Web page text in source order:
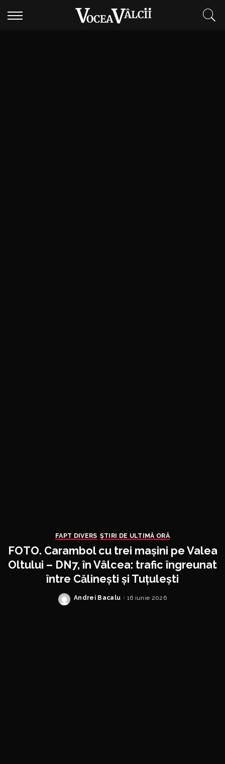
FAPT DIVERS ȘTIRI DE ULTIMĂ ORĂ
FOTO. Carambol cu trei mașini pe Valea
Oltului – DN7, în Vâlcea: trafic îngreunat
între Călinești și Tuțulești
Posted
Andrei Bacalu 16 iunie 2026